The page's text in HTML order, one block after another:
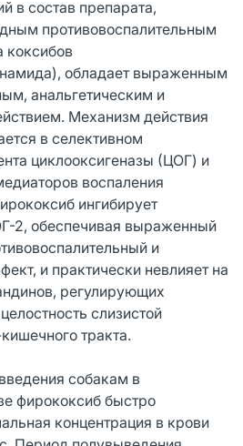
в состав препарата,
противовоспалительным
коксибов
обладает выраженным
анальгетическим и
Механизм действия
в селективном
циклооксигеназы (ЦОГ) и
воспаления
ингибирует
2, обеспечивая выраженный
и
и практически невлияет на
регулирующих
слизистой
тракта.
собакам в
фирококсиб быстро
концентрация в крови